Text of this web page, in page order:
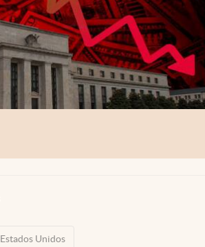
Estados Unidos